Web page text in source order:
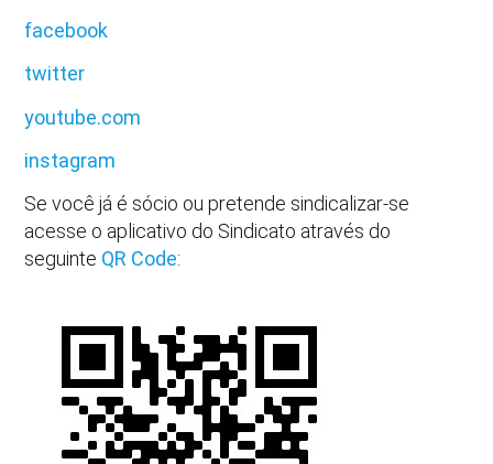
facebook
twitter
youtube.com
instagram
Se você já é sócio ou pretende sindicalizar-se
acesse o aplicativo do Sindicato através do
seguinte QR Code: